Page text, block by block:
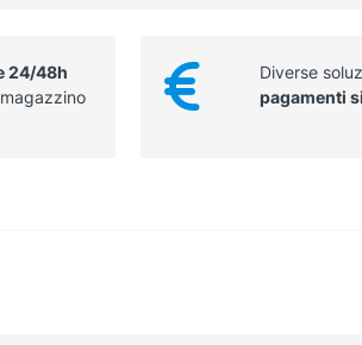
24/48h
Diverse
pagamenti